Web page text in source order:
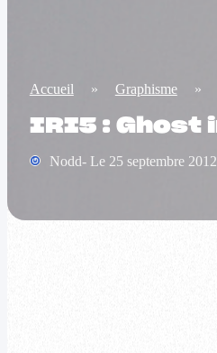
Accueil » Graphisme »
IRI5 : Ghost
Nodd- Le 25 septembre 2012